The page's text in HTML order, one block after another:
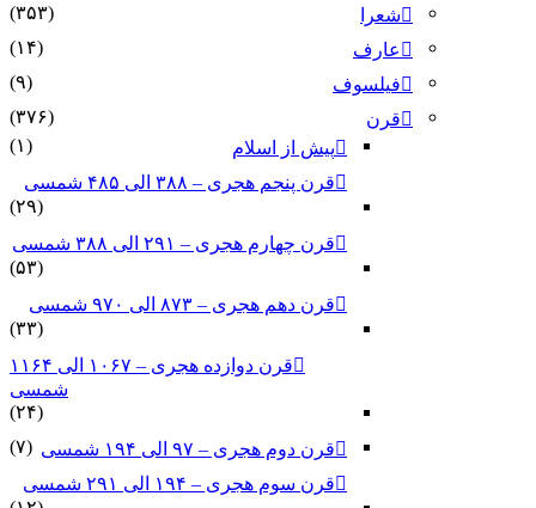
شعرا
(۳۵۳)
عارف
(۱۴)
فیلسوف
(۹)
قرن
(۳۷۶)
پیش از اسلام
(۱)
قرن پنجم هجری – ۳۸۸ الی ۴۸۵ شمسی
(۲۹)
قرن چهارم هجری – ۲۹۱ الی ۳۸۸ شمسی
(۵۳)
قرن دهم هجری – ۸۷۳ الی ۹۷۰ شمسی
(۳۳)
قرن دوازده هجری – ۱۰۶۷ الی ۱۱۶۴
شمسی
(۲۴)
قرن دوم هجری – ۹۷ الی ۱۹۴ شمسی
(۷)
قرن سوم هجری – ۱۹۴ الی ۲۹۱ شمسی